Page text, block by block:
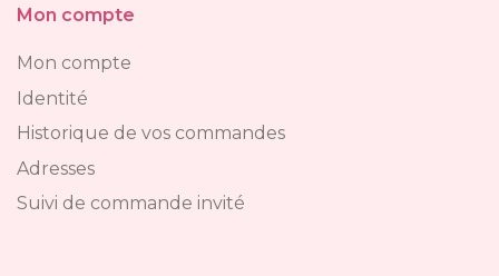
Mon compte
Mon compte
Identité
Historique de vos commandes
Adresses
Suivi de commande invité